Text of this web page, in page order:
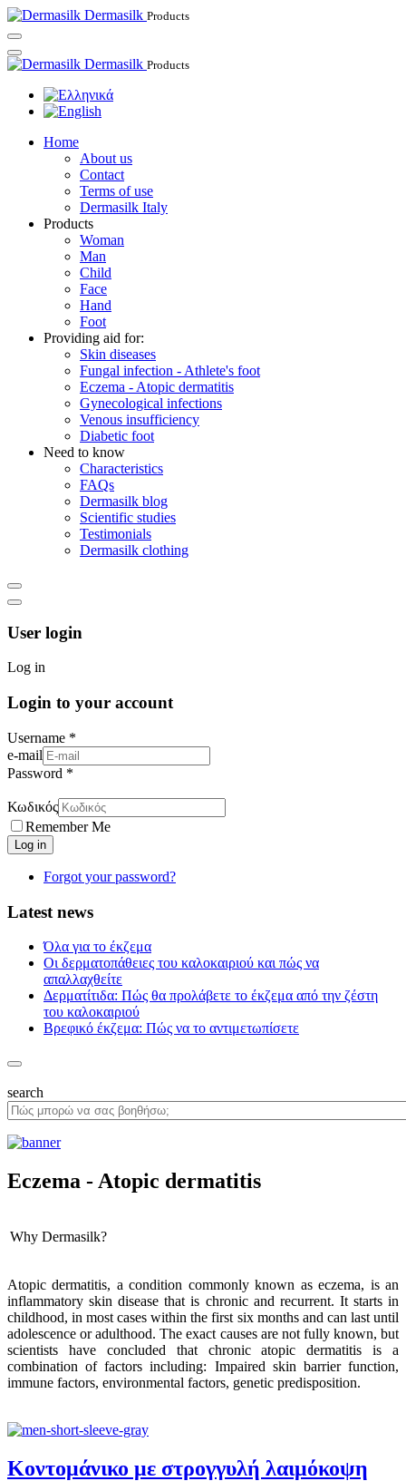
Dermasilk Products
Dermasilk Products
Home
About us
Contact
Terms of use
Dermasilk Italy
Products
Woman
Man
Child
Face
Hand
Foot
Providing aid for:
Skin diseases
Fungal infection - Athlete's foot
Eczema - Atopic dermatitis
Gynecological infections
Venous insufficiency
Diabetic foot
Need to know
Characteristics
FAQs
Dermasilk blog
Scientific studies
Testimonials
Dermasilk clothing
User login
Log in
Login to your account
Username *
e-mail
Password *
Κωδικός
Remember Me
Forgot your password?
Latest news
Όλα για το έκζεμα
Οι δερματοπάθειες του καλοκαιριού και πώς να
απαλλαχθείτε
Δερματίτιδα: Πώς θα προλάβετε το έκζεμα από την ζέστη
του καλοκαιριού
Βρεφικό έκζεμα: Πώς να το αντιμετωπίσετε
search
Eczema - Atopic dermatitis
Why Dermasilk?
Atopic dermatitis, a condition commonly known as eczema, is an
inflammatory skin disease that is chronic and recurrent. It starts in
childhood, in most cases within the first six months and can last until
adolescence or adulthood. The exact causes are not fully known, but
scientists have concluded that chronic atopic dermatitis is a
combination of factors including: Impaired skin barrier function,
immune factors, environmental factors, genetic predisposition.
Κοντομάνικο με στρογγυλή λαιμόκοψη